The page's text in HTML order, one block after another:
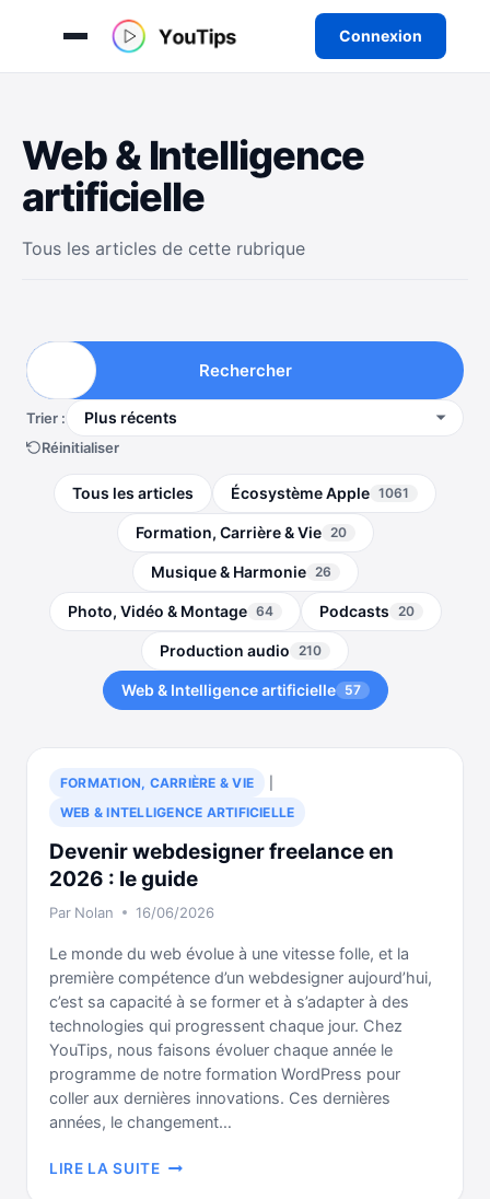
Connexion
contenu
Web & Intelligence
artificielle
Tous les articles de cette rubrique
Rechercher
Trier :
Réinitialiser
Tous les articles Écosystème Apple 1061
Formation, Carrière & Vie 20
Musique & Harmonie 26
Photo, Vidéo & Montage 64 Podcasts 20
Production audio 210
Web & Intelligence artificielle 57
FORMATION, CARRIÈRE & VIE
WEB & INTELLIGENCE ARTIFICIELLE
Devenir webdesigner freelance en
2026 : le guide
Par Nolan 16/06/2026
Le monde du web évolue à une vitesse folle, et la
première compétence d’un webdesigner aujourd’hui,
c’est sa capacité à se former et à s’adapter à des
technologies qui progressent chaque jour. Chez
YouTips, nous faisons évoluer chaque année le
programme de notre formation WordPress pour
coller aux dernières innovations. Ces dernières
années, le changement…
LIRE LA SUITEDEVENIR